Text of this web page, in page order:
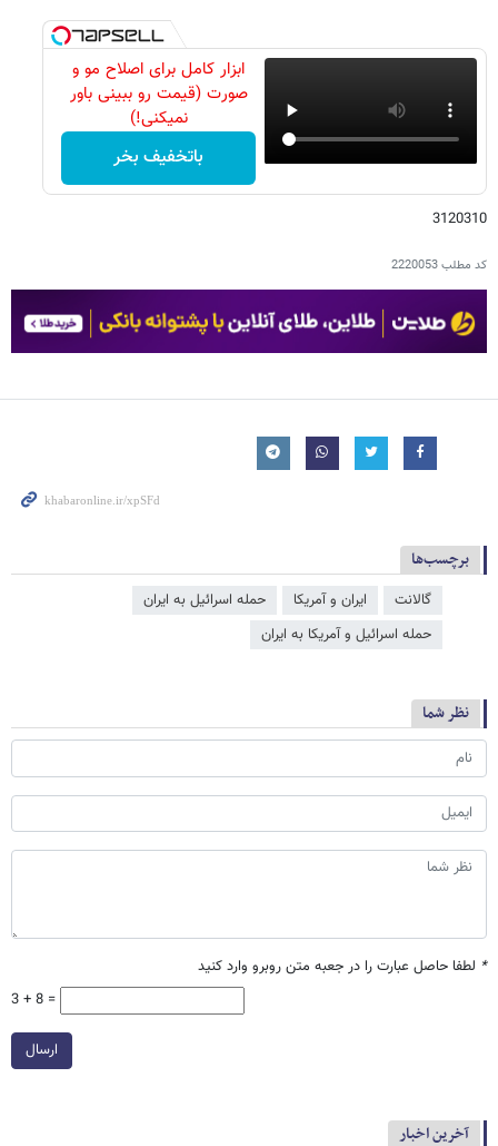
ابزار کامل برای اصلاح مو و
صورت (قیمت رو ببینی باور
نمیکنی!)
باتخفیف بخر
3120310
کد مطلب2220053
برچسب‌ها
گالانت ایران و آمریکا
حمله اسرائیل به ایران
حمله اسرائیل و آمریکا به ایران
نظر شما
* لطفا حاصل عبارت را در جعبه متن روبرو وارد کنید
3 + 8 =
ارسال
آخرین اخبار